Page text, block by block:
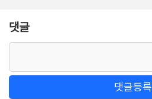
댓글
댓글등록